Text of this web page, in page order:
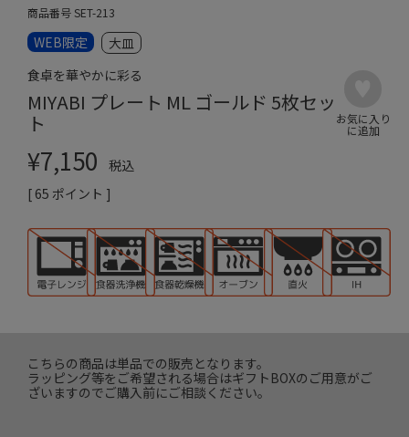
商品番号SET-213
WEB限定
大皿
食卓を華やかに彩る
MIYABI プレート ML ゴールド 5枚セッ
ト
¥7,150
税込
[ 65 ポイント ]
こちらの商品は単品での販売となります。
ラッピング等をご希望される場合はギフトBOXのご用意がご
ざいますのでご購入前にご相談ください。